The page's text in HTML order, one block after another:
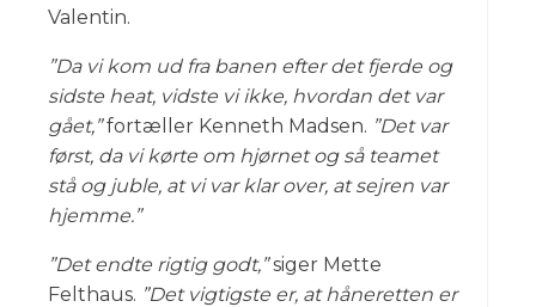
Valentin.
”Da vi kom ud fra banen efter det fjerde og
sidste heat, vidste vi ikke, hvordan det var
gået,”fortæller Kenneth Madsen. ”Det var
først, da vi kørte om hjørnet og så teamet
stå og juble, at vi var klar over, at sejren var
hjemme.”
”Det endte rigtig godt,”siger Mette
Felthaus. ”Det vigtigste er, at håneretten er